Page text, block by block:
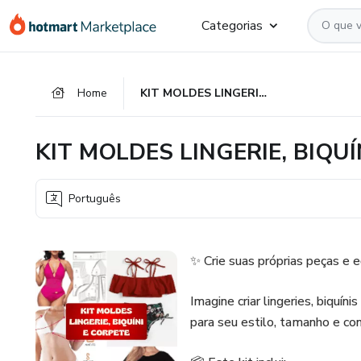
para
para
para
Categorias
Home KIT MOLDES LINGERIE, BIQUÍNI E CORPETE
KIT MOLDES LINGERIE,
Português
✨ Crie suas próprias peças e
Imagine criar lingeries,
para seu estilo, tamanho e